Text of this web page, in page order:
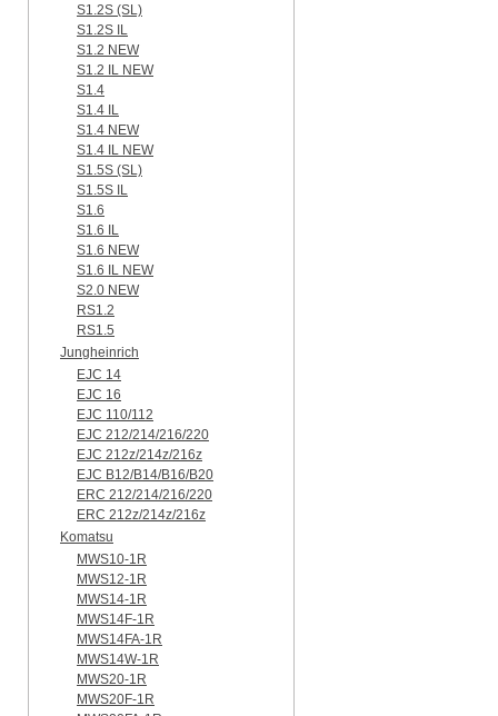
S1.2S (SL)
S1.2S IL
S1.2 NEW
S1.2 IL NEW
S1.4
S1.4 IL
S1.4 NEW
S1.4 IL NEW
S1.5S (SL)
S1.5S IL
S1.6
S1.6 IL
S1.6 NEW
S1.6 IL NEW
S2.0 NEW
RS1.2
RS1.5
Jungheinrich
EJC 14
EJC 16
EJC 110/112
EJC 212/214/216/220
EJC 212z/214z/216z
EJC B12/B14/B16/B20
ERC 212/214/216/220
ERC 212z/214z/216z
Komatsu
MWS10-1R
MWS12-1R
MWS14-1R
MWS14F-1R
MWS14FA-1R
MWS14W-1R
MWS20-1R
MWS20F-1R